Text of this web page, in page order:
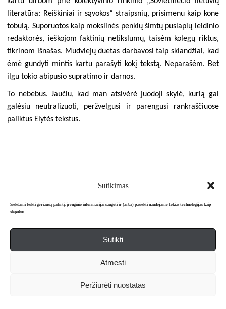
Sutikimas
Siekdami teikti geriausią patirtį, įrenginio informacijai saugoti ir (arba) pasiekti naudojame tokias technologijas kaip
slapukus.
Sutikti
Atmesti
Peržiūrėti nuostatas
literatūra: Reiškiniai ir sąvokos“ straipsnių, prisimenu kaip kone
tobulą. Suporuotos kaip mokslinės penkių šimtų puslapių leidinio
redaktorės, ieškojom faktinių netikslumų, taisėm kolegų riktus,
tikrinom išnašas. Mudviejų duetas darbavosi taip sklandžiai, kad
ėmė gundyti mintis kartu parašyti kokį tekstą. Neparašėm. Bet
ilgu tokio abipusio supratimo ir darnos.
To nebebus. Jaučiu, kad man atsivėrė juodoji skylė, kurią gal
galėsiu neutralizuoti, peržvelgusi ir parengusi rankraščiuose
paliktus Elytės tekstus.
RoRa
2024 m. Nr. 10